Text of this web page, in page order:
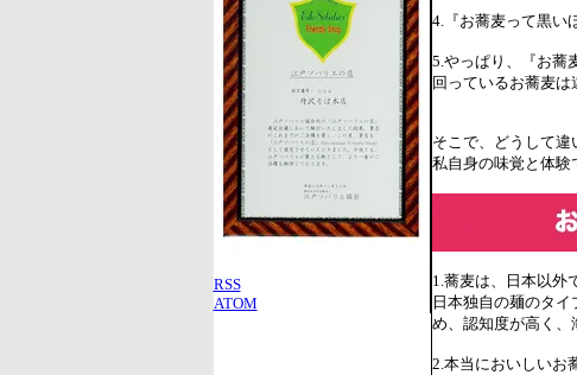
RSS
ATOM
4.『お蕎麦って黒い
5.やっぱり、『お蕎
回っているお蕎麦は
そこで、どうして違
私自身の味覚と体験
1.蕎麦は、日本以外
日本独自の麺のタ
め、認知度が高く、
2.本当においしいお